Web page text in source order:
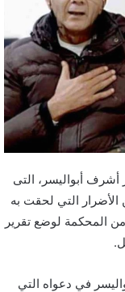
أشرف أبواليسر، التى
التي لحقت به
من المحكمة لوضع تقرير
في دعواه التي